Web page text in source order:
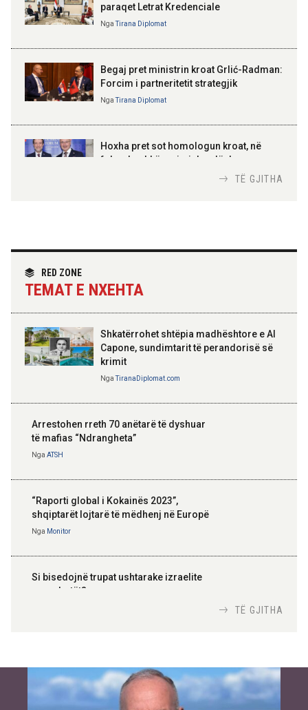
Kosovë!
100-vjetori i themelimit të
Urdhrit të Skënderbeut
paraqet Letrat Kredenciale
NgaTirana Diplomat
Begaj pret ministrin kroat Grlić-Radman:
Forcim i partneritetit strategjik
NgaTirana Diplomat
Hoxha pret sot homologun kroat, në
fokus bashkëpunimi dypalësh
partneritetit strategjik
TË GJITHA
RED ZONE
TEMAT E NXEHTA
Shkatërrohet shtëpia madhështore e Al
Capone, sundimtarit të perandorisë së
krimit
NgaTiranaDiplomat.com
Arrestohen rreth 70 anëtarë të dyshuar
të mafias “Ndrangheta”
Nga ATSH
“Raporti global i Kokainës 2023”,
shqiptarët lojtarë të mëdhenj në Europë
Nga Monitor
Si bisedojnë trupat ushtarake izraelite
me robotët?
inteligjente izraelite
Or Shalom
TË GJITHA